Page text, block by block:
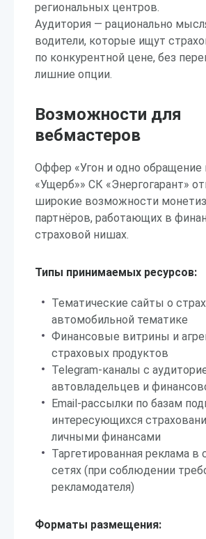
региональных центров.
Аудитория — рационально
водители, которые ищут
по конкурентной цене, без
лишние опции.
Возможности для
вебмастеров
Оффер «Угон и одно обращение
«Ущерб»» СК «Энергогарант»
широкие возможности
партнёров, работающих в
страховой нишах.
Типы принимаемых ресурсов:
Тематические сайты о
автомобильной тематике
Финансовые витрины и
страховых продуктов
Telegram-каналы с
автовладельцев и
Email-рассылки по базам
интересующихся
личными финансами
Таргетированная реклама в
сетях (при соблюдении
рекламодателя)
Форматы размещения: